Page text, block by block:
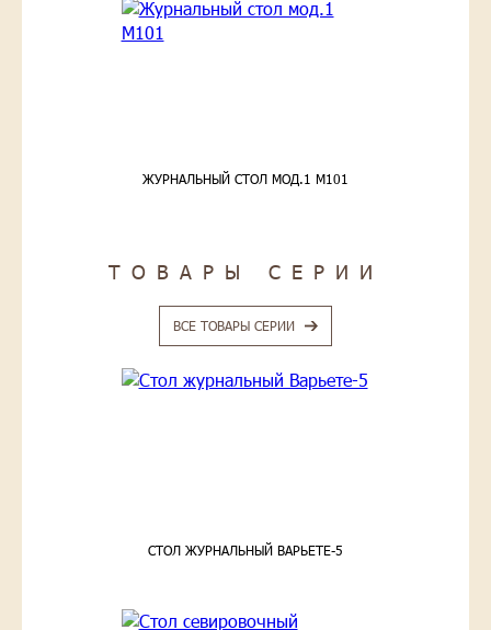
ЖУРНАЛЬНЫЙ СТОЛ МОД.1 М101
ТОВАРЫ СЕРИИ
ВСЕ ТОВАРЫ СЕРИИ
СТОЛ ЖУРНАЛЬНЫЙ ВАРЬЕТЕ-5